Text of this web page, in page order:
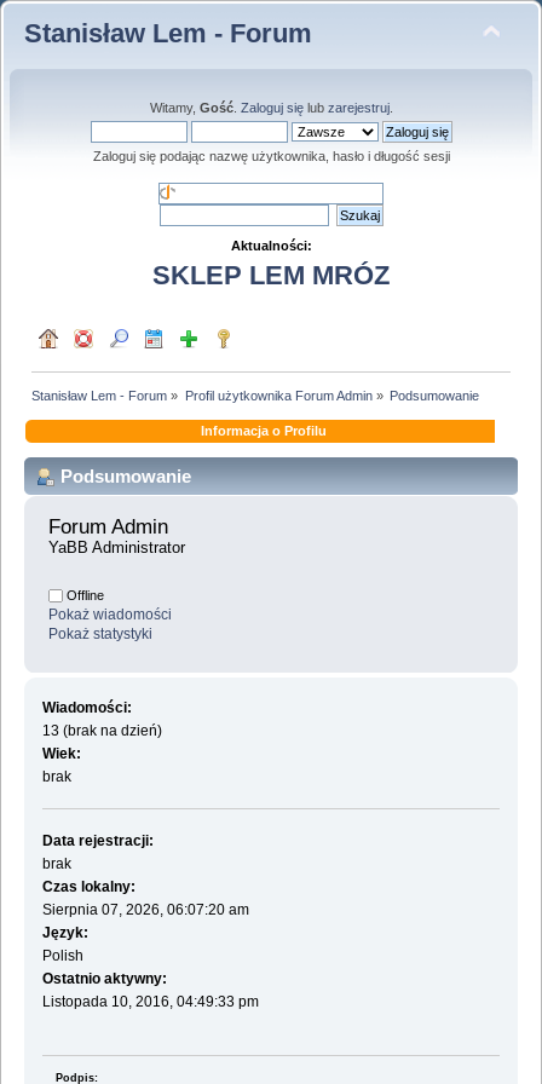
Stanisław Lem - Forum
Witamy, Gość. Zaloguj sięlub zarejestruj.
Zaloguj się podając nazwę użytkownika, hasło i długość sesji
Aktualności:
SKLEP LEM MRÓZ
Stanisław Lem - Forum » Profil użytkownika Forum Admin» Podsumowanie
Informacja o Profilu
Podsumowanie
Forum Admin
YaBB Administrator
Offline
Pokaż wiadomości
Pokaż statystyki
Wiadomości:
13 (brak na dzień)
Wiek:
brak
Data rejestracji:
brak
Czas lokalny:
Sierpnia 07, 2026, 06:07:20 am
Język:
Polish
Ostatnio aktywny:
Listopada 10, 2016, 04:49:33 pm
Podpis: